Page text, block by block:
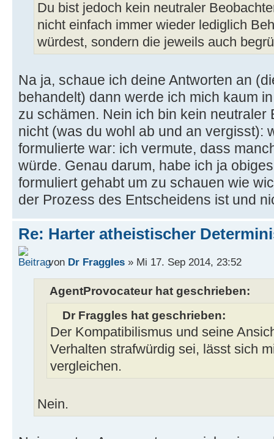
Du bist jedoch kein neutraler
nicht einfach immer wieder lediglich
würdest, sondern die jeweils auch
Na ja, schaue ich deine Antworten an
behandelt) dann werde ich mich kaum
zu schämen. Nein ich bin kein neutraler
nicht (was du wohl ab und an vergisst):
formulierte war: ich vermute, dass
würde. Genau darum, habe ich ja
formuliert gehabt um zu schauen wie
der Prozess des Entscheidens ist und
Re: Harter atheistischer
von Dr Fraggles » Mi 17. Sep 2014, 23:52
AgentProvocateur hat geschrieben:
Dr Fraggles hat geschrieben:
Der Kompatibilismus und seine
Verhalten strafwürdig sei, lässt sich
vergleichen.
Nein.